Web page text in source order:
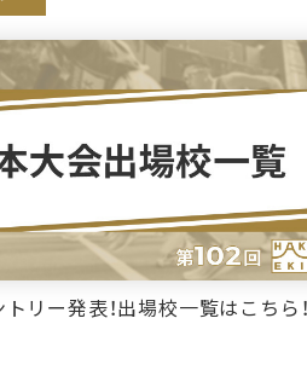
リー発表！出場校一覧はこちら！